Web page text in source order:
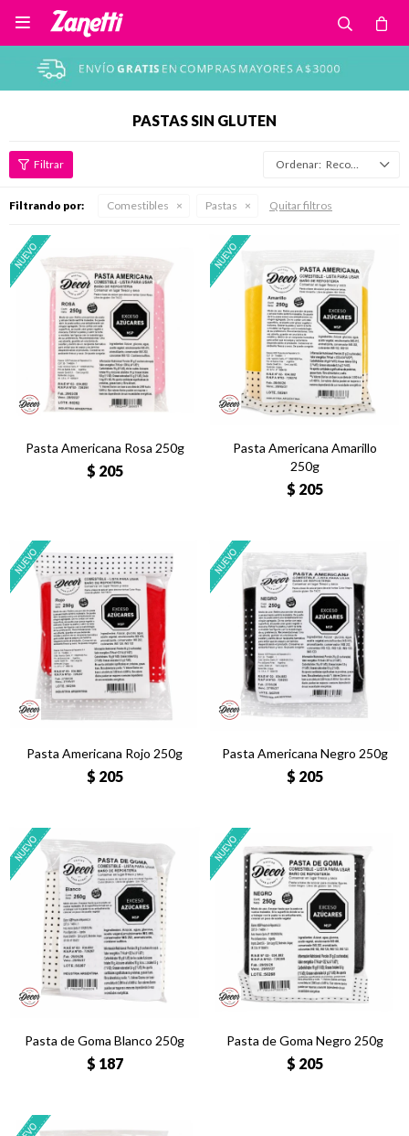

PASTAS SIN GLUTEN
Recomendados
Filtrando por: Comestibles Pastas Quitar filtros
Pasta Americana Rosa 250g
$ 205
Pasta Americana Amarillo
250g
$ 205
Pasta Americana Rojo 250g
$ 205
Pasta Americana Negro 250g
$ 205
Pasta de Goma Blanco 250g
$ 187
Pasta de Goma Negro 250g
$ 205